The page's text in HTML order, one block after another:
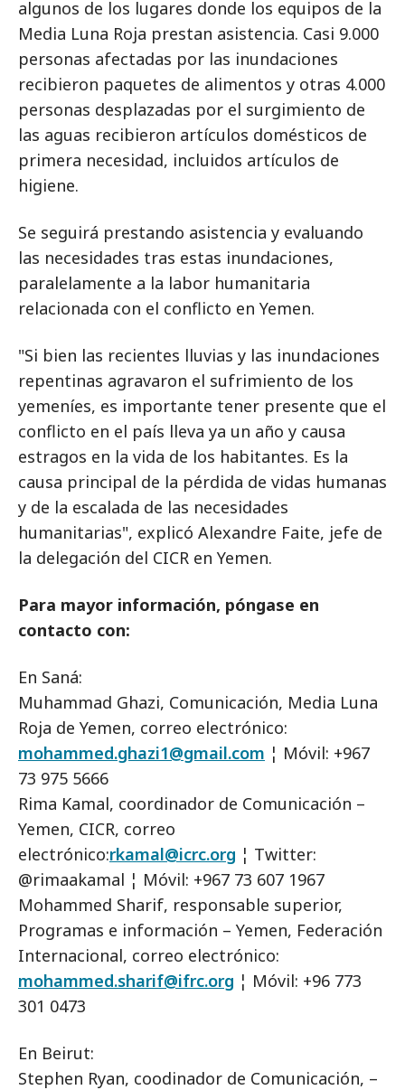
algunos de los lugares donde los equipos de la
Media Luna Roja prestan asistencia. Casi 9.000
personas afectadas por las inundaciones
recibieron paquetes de alimentos y otras 4.000
personas desplazadas por el surgimiento de
las aguas recibieron artículos domésticos de
primera necesidad, incluidos artículos de
higiene.
Se seguirá prestando asistencia y evaluando
las necesidades tras estas inundaciones,
paralelamente a la labor humanitaria
relacionada con el conflicto en Yemen.
"Si bien las recientes lluvias y las inundaciones
repentinas agravaron el sufrimiento de los
yemeníes, es importante tener presente que el
conflicto en el país lleva ya un año y causa
estragos en la vida de los habitantes. Es la
causa principal de la pérdida de vidas humanas
y de la escalada de las necesidades
humanitarias", explicó Alexandre Faite, jefe de
la delegación del CICR en Yemen.
Para mayor información, póngase en
contacto con:
En Saná:
Muhammad Ghazi, Comunicación, Media Luna
Roja de Yemen, correo electrónico:
mohammed.ghazi1@gmail.com ¦ Móvil: +967
73 975 5666
Rima Kamal, coordinador de Comunicación –
Yemen, CICR, correo
electrónico:rkamal@icrc.org ¦ Twitter:
@rimaakamal ¦ Móvil: +967 73 607 1967
Mohammed Sharif, responsable superior,
Programas e información – Yemen, Federación
Internacional, correo electrónico:
mohammed.sharif@ifrc.org ¦ Móvil: +96 773
301 0473
En Beirut:
Stephen Ryan, coodinador de Comunicación, –